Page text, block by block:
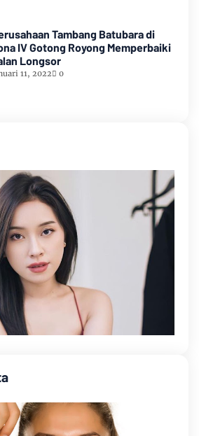
Tambang Batubara di
IV Gotong Royong Memperbaiki
Longsor
11, 2022 0